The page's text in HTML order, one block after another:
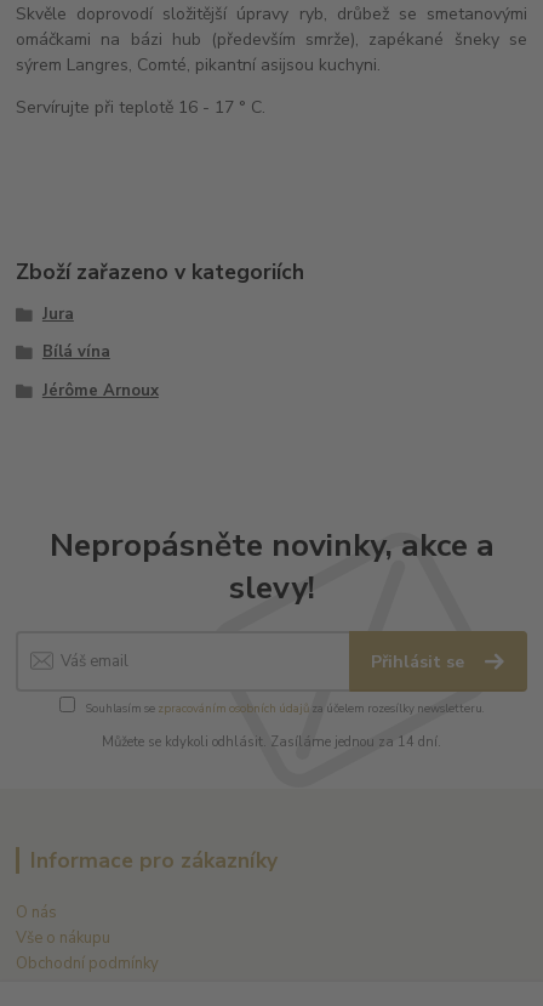
Skvěle doprovodí složitější úpravy ryb, drůbež se smetanovými
omáčkami na bázi hub (především smrže), zapékané šneky se
sýrem Langres, Comté, pikantní asijsou kuchyni.
Servírujte při teplotě 16 - 17 ° C.
Zboží zařazeno v kategoriích
Jura
Bílá vína
Jérôme Arnoux
Nepropásněte novinky, akce a
slevy!
Přihlásit se
Souhlasím se zpracováním osobních údajůza účelem rozesílky newsletteru.
Můžete se kdykoli odhlásit. Zasíláme jednou za 14 dní.
Informace pro zákazníky
O nás
Vše o nákupu
Obchodní podmínky